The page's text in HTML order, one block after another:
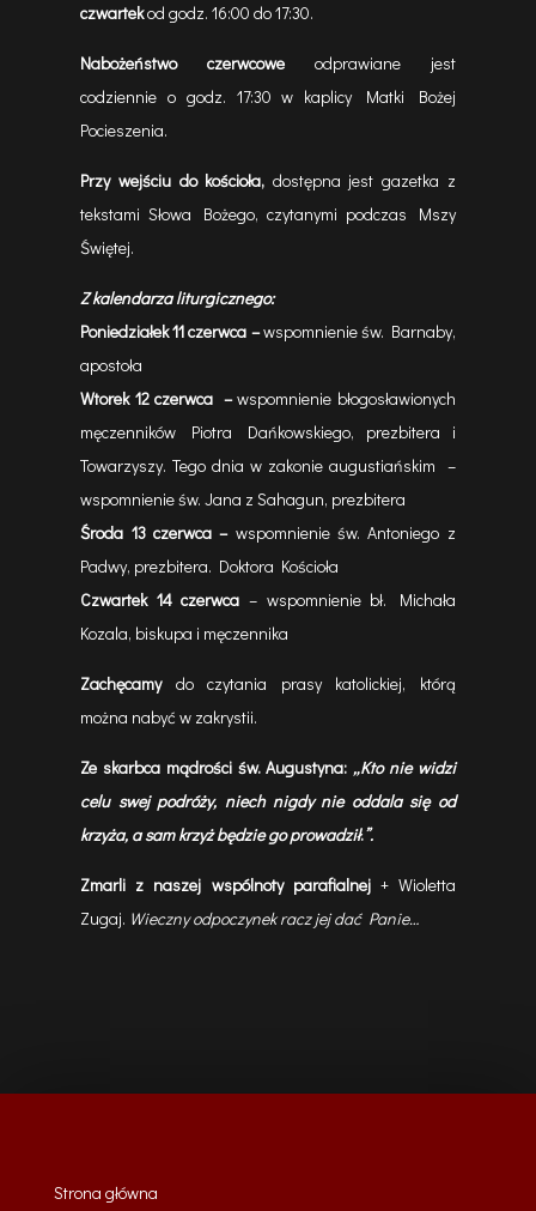
czwartekod godz. 16:00 do 17:30.
Nabożeństwo czerwcowe odprawiane jest
codziennie o godz. 17:30 w kaplicy Matki Bożej
Pocieszenia.
Przy wejściu do kościoła, dostępna jest gazetka z
tekstami Słowa Bożego, czytanymi podczas Mszy
Świętej.
Z kalendarza liturgicznego:
Poniedziałek 11 czerwca –wspomnienie św. Barnaby,
apostoła
Wtorek 12 czerwca –wspomnienie błogosławionych
męczenników Piotra Dańkowskiego, prezbitera i
Towarzyszy. Tego dnia w zakonie augustiańskim –
wspomnienie św. Jana z Sahagun, prezbitera
Środa 13 czerwca – wspomnienie św. Antoniego z
Padwy, prezbitera. Doktora Kościoła
Czwartek 14 czerwca – wspomnienie bł. Michała
Kozala, biskupa i męczennika
Zachęcamy do czytania prasy katolickiej, którą
można nabyć w zakrystii.
Ze skarbca mądrości św. Augustyna: „Kto nie widzi
celu swej podróży, niech nigdy nie oddala się od
krzyża, a sam krzyż będzie go prowadził.”.
Zmarli z naszej wspólnoty parafialnej+ Wioletta
Zugaj. Wieczny odpoczynek racz jej dać Panie…
Strona główna